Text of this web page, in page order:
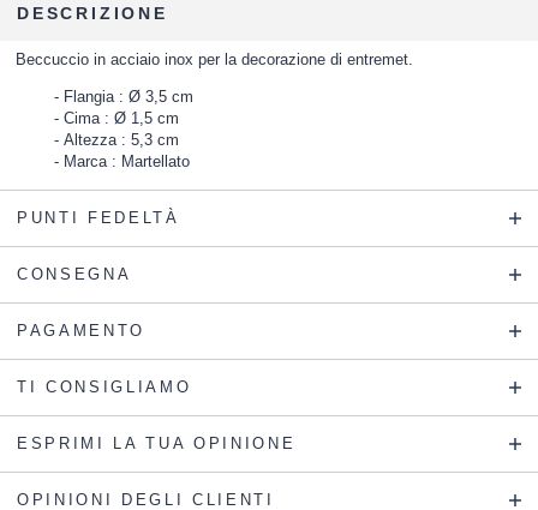
DESCRIZIONE
Beccuccio in acciaio inox per la decorazione di entremet.
Flangia : Ø 3,5 cm
Cima : Ø 1,5 cm
Altezza : 5,3 cm
Marca : Martellato
PUNTI FEDELTÀ
CONSEGNA
PAGAMENTO
TI CONSIGLIAMO
ESPRIMI LA TUA OPINIONE
OPINIONI DEGLI CLIENTI